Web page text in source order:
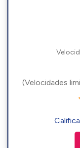
(Velocidades